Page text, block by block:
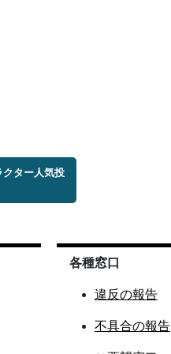
クター人気投
各種窓口
違反の報告
不具合の報告